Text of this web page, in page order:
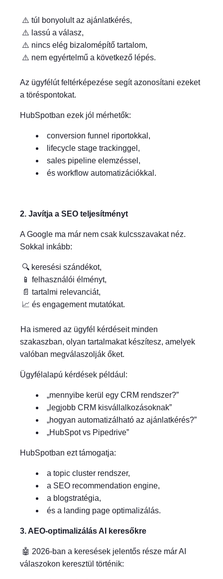
⚠️ túl bonyolult az ajánlatkérés,
⚠️ lassú a válasz,
⚠️ nincs elég bizalomépítő tartalom,
⚠️ nem egyértelmű a következő lépés.
Az ügyfélút feltérképezése segít azonosítani ezeket
a töréspontokat.
HubSpotban ezek jól mérhetők:
conversion funnel riportokkal,
lifecycle stage trackinggel,
sales pipeline elemzéssel,
és workflow automatizációkkal.
2. Javítja a SEO teljesítményt
A Google ma már nem csak kulcsszavakat néz.
Sokkal inkább:
🔍 keresési szándékot,
📱 felhasználói élményt,
📄 tartalmi relevanciát,
📈 és engagement mutatókat.
Ha ismered az ügyfél kérdéseit minden
szakaszban, olyan tartalmakat készítesz, amelyek
valóban megválaszolják őket.
Ügyfélalapú kérdések például:
„mennyibe kerül egy CRM rendszer?”
„legjobb CRM kisvállalkozásoknak”
„hogyan automatizálható az ajánlatkérés?”
„HubSpot vs Pipedrive”
HubSpotban ezt támogatja:
a topic cluster rendszer,
a SEO recommendation engine,
a blogstratégia,
és a landing page optimalizálás.
3. AEO-optimalizálás AI keresőkre
🤖 2026-ban a keresések jelentős része már AI
válaszokon keresztül történik: